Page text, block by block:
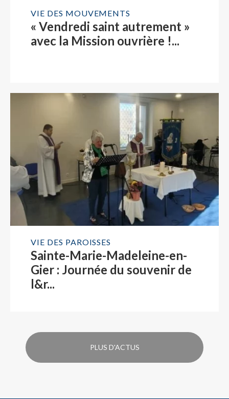
VIE DES MOUVEMENTS
« Vendredi saint autrement »
avec la Mission ouvrière !...
VIE DES PAROISSES
Sainte-Marie-Madeleine-en-
Gier : Journée du souvenir de
l&r...
PLUS D'ACTUS